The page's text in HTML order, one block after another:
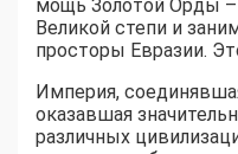
мощь Золотой Орды
Великой степи и
просторы Евразии.
Империя,
оказавшая
различных